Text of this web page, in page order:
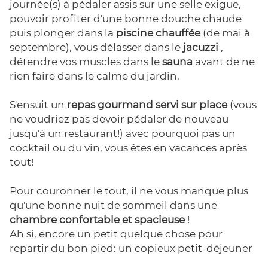
journée(s) à pédaler assis sur une selle exiguë,
pouvoir profiter d'une bonne douche chaude
puis plonger dans la piscine chauffée(de mai à
septembre), vous délasser dans le jacuzzi ,
détendre vos muscles dans le sauna avant de ne
rien faire dans le calme du jardin.
S'ensuit un repas gourmand servi sur place(vous
ne voudriez pas devoir pédaler de nouveau
jusqu'à un restaurant!) avec pourquoi pas un
cocktail ou du vin, vous êtes en vacances après
tout!
Pour couronner le tout, il ne vous manque plus
qu'une bonne nuit de sommeil dans une
chambre confortable et spacieuse!
Ah si, encore un petit quelque chose pour
repartir du bon pied: un copieux petit-déjeuner